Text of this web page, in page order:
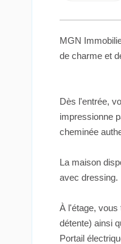
MGN
de charme et
Dès l'entrée,
impressionne
cheminée
La maison
avec dressing.
À l'étage, vous
détente) ainsi
Portail